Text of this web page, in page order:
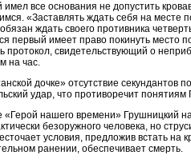
имел все основания не допустить
«Заставлять ждать себя на месте
ждать своего противника
первый имеет право покинуть место
протокол, свидетельствующий о
на час.
дочке» отсутствие секундантов
удар, что противоречит понятиям
«Герой нашего времени» Грушницкий
безоружного человека, но
условия, предложив встать на
ранении, обеспечивает смерть.